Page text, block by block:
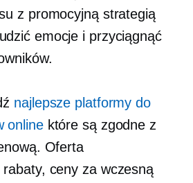
z promocyjną strategią
emocje i przyciągnąć
najlepsze platformy do
onlinektóre są zgodne z
Oferta
rabaty, ceny za wczesną